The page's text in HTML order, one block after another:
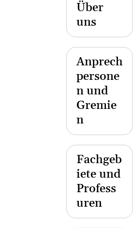
Über
uns
Anprech
persone
n und
Gremie
n
Fachgeb
iete und
Profess
uren